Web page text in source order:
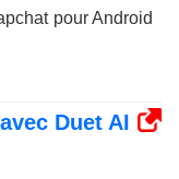
pour Android
Duet AI